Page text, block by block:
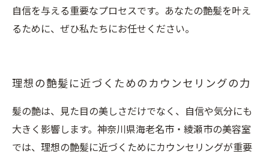
自信を与える重要なプロセスです。あなたの艶髪を叶え
るために、ぜひ私たちにお任せください。
理想の艶髪に近づくためのカウンセリングの力
髪の艶は、見た目の美しさだけでなく、自信や気分にも
大きく影響します。神奈川県海老名市・綾瀬市の美容室
では、理想の艶髪に近づくためにカウンセリングが重要